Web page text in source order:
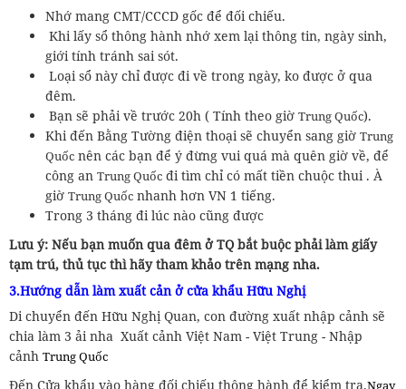
Nhớ mang CMT/CCCD gốc để đối chiếu.
Khi lấy sổ thông hành nhớ xem lại thông tin, ngày sinh,
giới tính tránh sai sót.
Loại sổ này chỉ được đi về trong ngày, ko được ở qua
đêm.
Bạn sẽ phải về trước 20h ( Tính theo giờ Trung Quốc).
Khi đến Bằng Tường điện thoại sẽ chuyển sang giờ Trung
Quốc nên các bạn để ý đừng vui quá mà quên giờ về, để
công an Trung Quốc đi tìm chỉ có mất tiền chuộc thui . À
giờ Trung Quốc nhanh hơn VN 1 tiếng.
Trong 3 tháng đi lúc nào cũng được
Lưu ý: Nếu bạn muốn qua đêm ở TQ bắt buộc phải làm giấy
tạm trú, thủ tục thì hãy tham khảo trên mạng nha.
3.Hướng dẫn làm xuất cản ở cửa khẩu Hữu Nghị
Di chuyển đến Hữu Nghị Quan, con đường xuất nhập cảnh sẽ
chia làm 3 ải nha Xuất cảnh Việt Nam - Việt Trung - Nhập
cảnh Trung Quốc
Đến Cửa khẩu vào hàng đối chiếu thông hành để kiểm tra.Ngay